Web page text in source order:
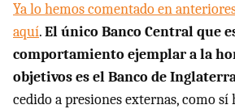
Ya lo hemos comentado en
aquí.El único Banco Central que
comportamiento ejemplar a la
objetivos es el Banco de
cedido a presiones externas, como